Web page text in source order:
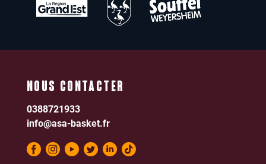
NOUS CONTACTER
0388721933
info@asa-basket.fr